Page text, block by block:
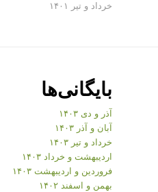
خرداد و تیر ۱۴۰۱
بایگانی‌ها
آذر و دی ۱۴۰۳
آبان و آذر ۱۴۰۳
خرداد و تیر ۱۴۰۳
اردیبهشت و خرداد ۱۴۰۳
فروردین و اردیبهشت ۱۴۰۳
بهمن و اسفند ۱۴۰۲